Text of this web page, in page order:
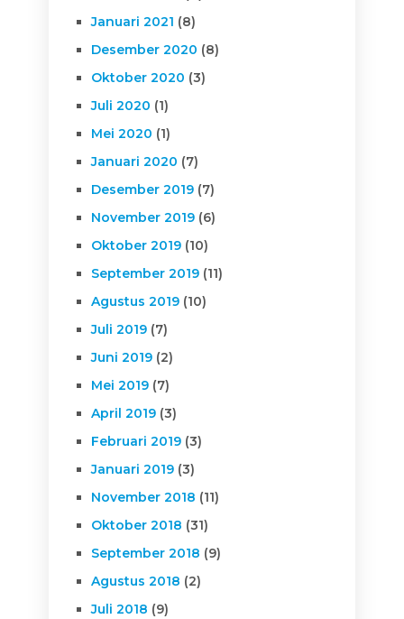
Januari 2021 (8)
Desember 2020 (8)
Oktober 2020 (3)
Juli 2020 (1)
Mei 2020 (1)
Januari 2020 (7)
Desember 2019(7)
November 2019(6)
Oktober 2019(10)
September 2019(11)
Agustus 2019(10)
Juli 2019(7)
Juni 2019(2)
Mei 2019(7)
April 2019(3)
Februari 2019(3)
Januari 2019(3)
November 2018 (11)
Oktober 2018 (31)
September 2018 (9)
Agustus 2018 (2)
Juli 2018 (9)